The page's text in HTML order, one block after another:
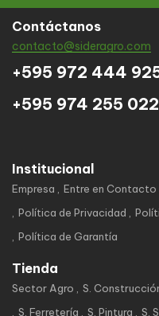
Contáctanos
contacto@sideragro.com
+595 972 444
+595 974 255 022
Institucional
Empresa Entre en Contacto
Política de Privacidad
Política de Garantía
Tienda
Sector Agro S.
S. Ferretería
S. Pintura S.